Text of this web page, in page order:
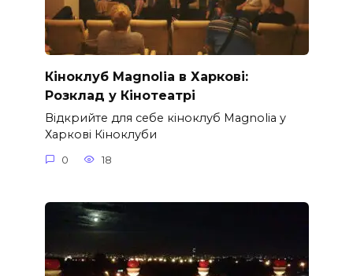
Кіноклуб Magnolia в Харкові:
Розклад у Кінотеатрі
Відкрийте для себе кіноклуб Magnolia у
Харкові Кіноклуби
0 18